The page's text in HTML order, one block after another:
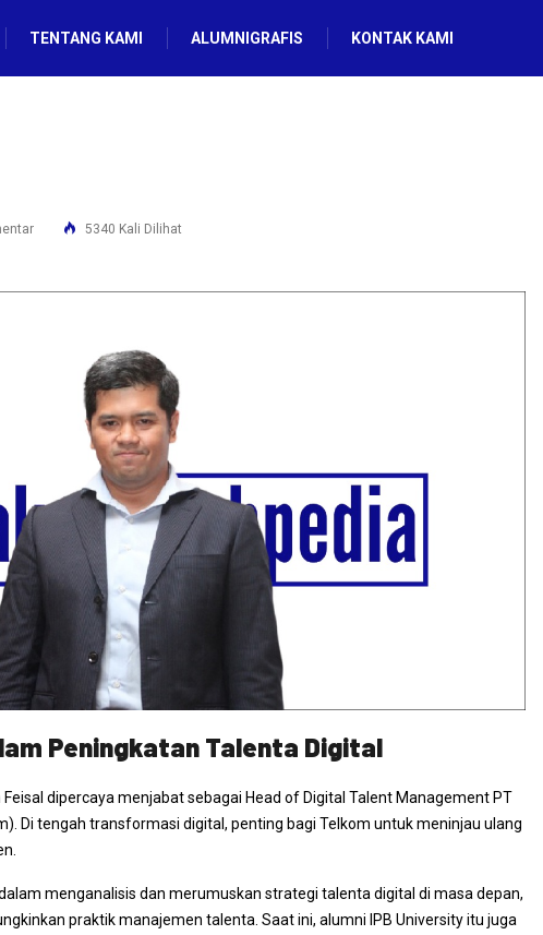
TENTANG KAMI ALUMNIGRAFIS KONTAK KAMI
5340 Kali Dilihat
Peningkatan Talenta Digital
dipercaya menjabat sebagai Head of Digital Talent Management PT
Di tengah transformasi digital, penting bagi Telkom untuk meninjau ulang
menganalisis dan merumuskan strategi talenta digital di masa depan,
praktik manajemen talenta. Saat ini, alumni IPB University itu juga